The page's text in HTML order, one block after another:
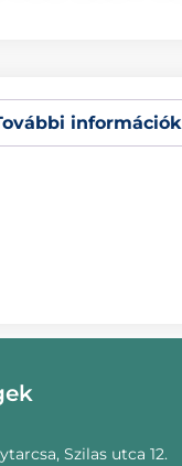
információk
Szilas utca 12.